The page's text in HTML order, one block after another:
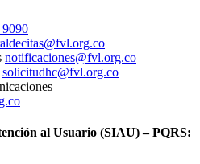
notificaciones@fvl.org.co
solicitudhc@fvl.org.co
al Usuario (SIAU) – PQRS: